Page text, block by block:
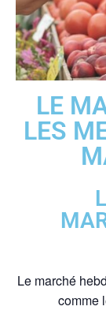
LE
LES
Le marché
comme